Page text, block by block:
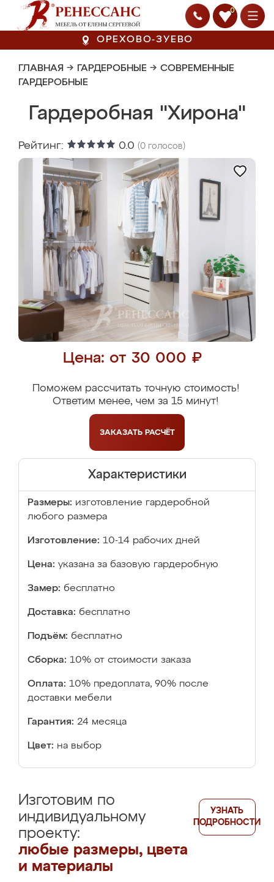
0
ОРЕХОВО-ЗУЕВО
ГЛАВНАЯ → ГАРДЕРОБНЫЕ → СОВРЕМЕННЫЕ
ГАРДЕРОБНЫЕ
Гардеробная "Хирона"
Рейтинг: 0.0 (0 голосов)
Цена: от 30 000 ₽
Поможем рассчитать точную стоимость!
Ответим менее, чем за 15 минут!
ЗАКАЗАТЬ РАСЧЁТ
Характеристики
Размеры: изготовление гардеробной
любого размера
Изготовление: 10-14 рабочих дней
Цена: указана за базовую гардеробную
Замер: бесплатно
Доставка: бесплатно
Подъём: бесплатно
Сборка: 10% от стоимости заказа
Оплата: 10% предоплата, 90% после
доставки мебели
Гарантия: 24 месяца
Цвет: на выбор
Изготовим по
индивидуальному
проекту:
любые размеры, цвета
и материалы
УЗНАТЬ
ПОДРОБНОСТИ